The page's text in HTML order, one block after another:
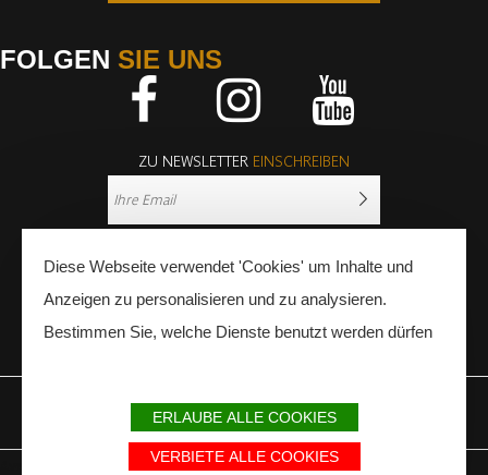
FOLGEN SIE UNS
ZU NEWSLETTER EINSCHREIBEN
PRESSE FACHLEUTE
Avec le soutien du Fonds Européen de développement régional / Met
Diese Webseite verwendet 'Cookies' um Inhalte und
Anzeigen zu personalisieren und zu analysieren.
Bestimmen Sie, welche Dienste benutzt werden dürfen
ERLAUBE ALLE COOKIES
VERBIETE ALLE COOKIES